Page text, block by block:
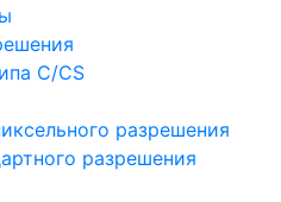
C/CS
разрешения
разрешения